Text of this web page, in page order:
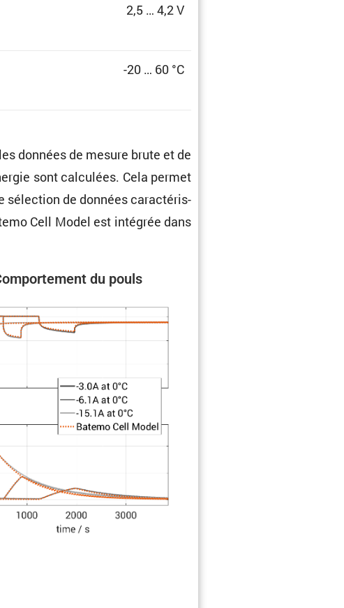
2,5 … 4,2 V
-20 … 60 °C
données de mesure brute et de
sont calcu­lées. Cela permet
sélec­tion de données carac­té­ris­
Cell Model est intégrée dans
du pouls